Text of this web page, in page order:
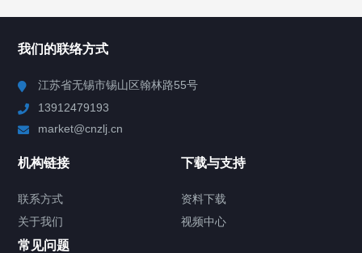
Chiller高精度制冷循环器
TCU温度控制单元
我们的联络方式
江苏省无锡市锡山区翰林路55号
13912479193
market@cnzlj.cn
机构链接
联系方式
关于我们
下载与支持
资料下载
视频中心
常见问题